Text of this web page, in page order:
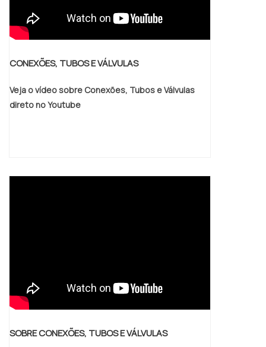
CONEXÕES, TUBOS E VÁLVULAS
Veja o vídeo sobre Conexões, Tubos e Válvulas
direto no Youtube
SOBRE CONEXÕES, TUBOS E VÁLVULAS